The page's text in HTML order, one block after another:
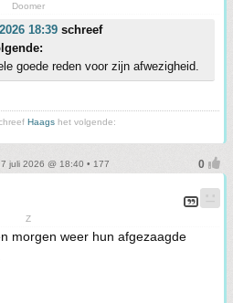
Doomer
18:39 schreef
goede reden voor zijn afwezigheid.
Haags het volgende:
juli 2026 @ 18:40 • 177
Z
morgen weer hun afgezaagde